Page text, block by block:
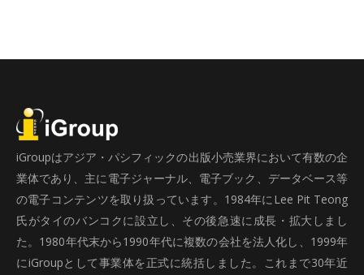
iGroupはアジア・パシフィックの出版小売業界において有数の企
業体であり、主に電子ジャーナル、電子ブック、データベース等
の電子コンテンツを取り扱っています。1984年にLee Pit Teong
氏がタイのバンコクに設立し、その後急速に成長・拡大しまし
た。1980年代末から1990年代に複数の会社を法人化し、1999年
にiGroupとして事業体を正式に統括しました。これまで30年近